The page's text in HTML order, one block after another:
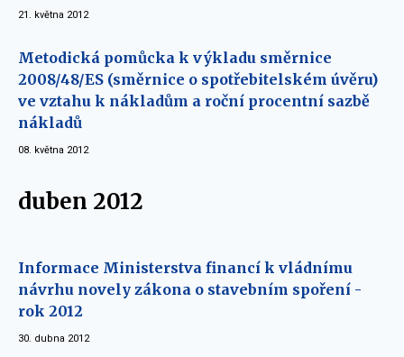
21. května 2012
Metodická pomůcka k výkladu směrnice
2008/48/ES (směrnice o spotřebitelském úvěru)
ve vztahu k nákladům a roční procentní sazbě
nákladů
08. května 2012
duben 2012
Informace Ministerstva financí k vládnímu
návrhu novely zákona o stavebním spoření -
rok 2012
30. dubna 2012